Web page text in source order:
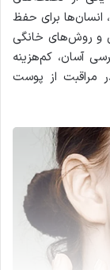
انسان‌ها برای حفظ
و روش‌های خانگی
آسان، کم‌هزینه
مراقبت از پوست